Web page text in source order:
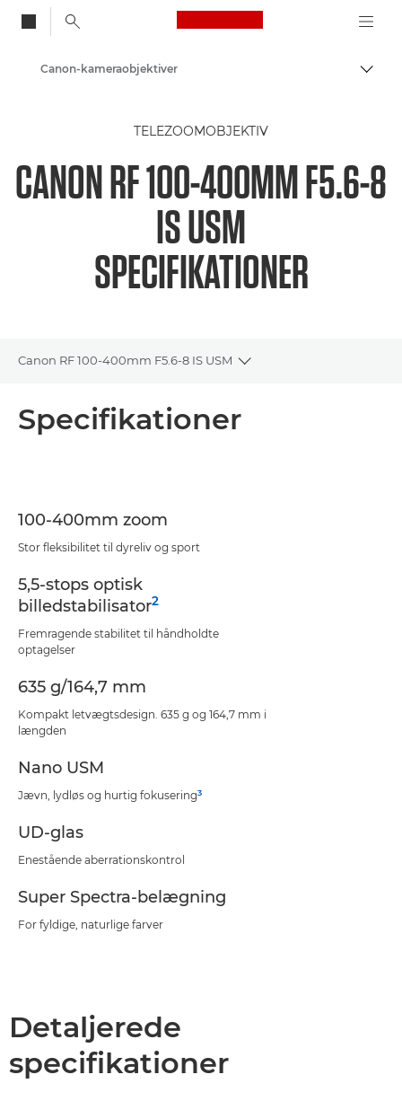
Canon Logo, back
Skift
Canon-kameraobjektiver
TELEZOOMOBJEKTIV
CANON RF 100-400MM F5.6-8
IS USM
SPECIFIKATIONER
Canon RF 100-400mm F5.6-8 IS USM
Toggle breadcrumbs
Specifikationer
100-400mm zoom
Stor fleksibilitet til dyreliv og sport
5,5-stops optisk
billedstabilisator2
Fremragende stabilitet til håndholdte
optagelser
635 g/164,7 mm
Kompakt letvægtsdesign. 635 g og 164,7 mm i
længden
Nano USM
Jævn, lydløs og hurtig fokusering3
UD-glas
Enestående aberrationskontrol
Super Spectra-belægning
For fyldige, naturlige farver
Detaljerede
specifikationer